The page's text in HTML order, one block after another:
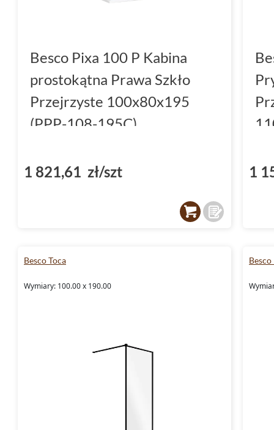
Besco Pixa 100 P Kabina
prostokątna Prawa Szkło
Przejrzyste 100x80x195
(PPP-108-195C)
1 821,61 zł/szt 1
Besco Toca
Wymiary: 100.00 x 190.00
Besco